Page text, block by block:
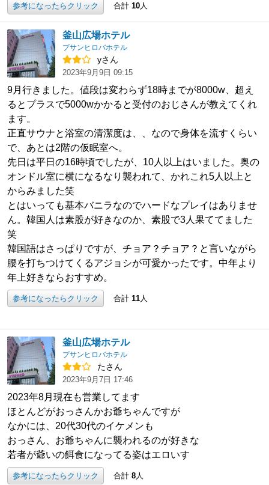
参考になったらクリック 合計 10人
釜山広場ホテル
プサンヒロバホテル
yさん
2023年9月9日 09:15
9月行きました。値段は変わらず18時までが8000w、超え
るとプラスで5000wかかると受付のおじさんが教えてくれ
ます。
正直サウナと浴室の清潔度は、、なので身体を流すくらい
で、あとは2階の仮眠室へ。
先日は平日の16時頃でしたが、10人以上はいました。奥の
オンドル室に横になるなり襲われて、かれこれ5人以上と
からみました笑
とはいっても基本バニラなのでハードなプレイはありませ
ん。韓国人は素股が好きなのか、素股で3人果ててました
笑
韓国語はさっぱりですが、チョア？チョア？と言いながら
腰を打ちつけてくるアジョシが可愛かったです。中年より
年上好きならおすすめ。
参考になったらクリック 合計 11人
釜山広場ホテル
プサンヒロバホテル
たさん
2023年9月7日 17:46
2023年8月現在も営業してます
ほとんどがおっさんかお爺ちゃんですが
なかには、20代30代のイケメンも
おっさん、お爺ちゃんに襲われるのが好きな
若者が爺いの餌食になってる姿はエロいす
参考になったらクリック 合計 8人